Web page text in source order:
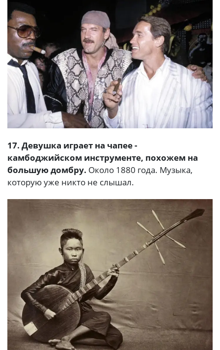
17. Девушка играет на чапее -
камбоджийском инструменте, похожем на
большую домбру. Около 1880 года. Музыка,
которую уже никто не слышал.